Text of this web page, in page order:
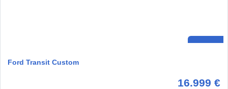
Ford Transit Custom
16.999 €